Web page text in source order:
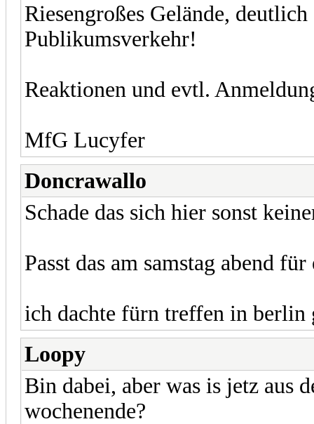
Riesengroßes Gelände,
Publikumsverkehr!
Reaktionen und evtl.
MfG Lucyfer
Doncrawallo
Schade das sich hier sonst
Passt das am samstag abend
ich dachte fürn treffen in berlin
Loopy
Bin dabei, aber was is jetz aus
wochenende?